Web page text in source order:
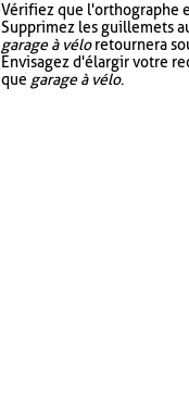
Vérifiez que l'orthographe
Supprimez les guillemets
garage à véloretournera
Envisagez d'élargir votre
que garage à vélo.